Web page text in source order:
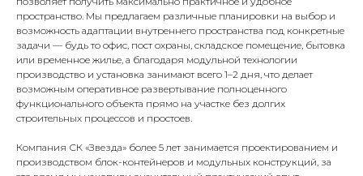
пространство. Мы предлагаем различные планировки на выбор и
возможность адаптации внутреннего пространства под конкретные
задачи — будь то офис, пост охраны, складское помещение, бытовка
или временное жилье, а благодаря модульной технологии
производство и установка занимают всего 1–2 дня, что делает
возможным оперативное развертывание полноценного
функционального объекта прямо на участке без долгих
строительных процессов и простоев.
Компания СК «Звезда» более 5 лет занимается проектированием и
производством блок-контейнеров и модульных конструкций, за